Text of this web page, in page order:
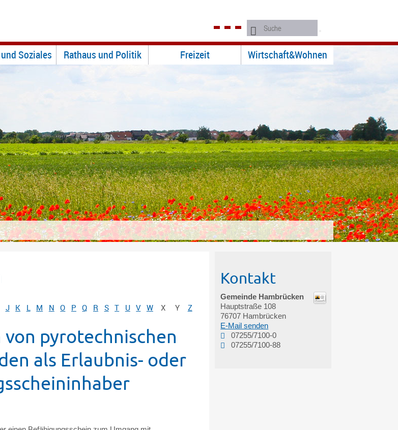
Soziales Rathaus und Politik Freizeit Wirtschaft&Wohnen
J K L M N O P Q R S T U V W X Y Z
pyrotechnischen
als Erlaubnis- oder
Kontakt
Gemeinde Hambrücken
Hauptstraße 108
76707 Hambrücken
E-Mail senden
07255/7100-0
07255/7100-88